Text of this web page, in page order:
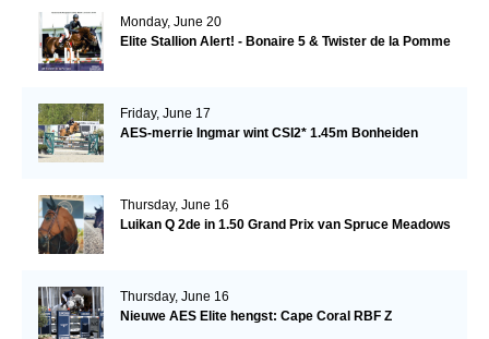
Monday, June 20
Elite Stallion Alert! - Bonaire 5 & Twister de la Pomme
Friday, June 17
AES-merrie Ingmar wint CSI2* 1.45m Bonheiden
Thursday, June 16
Luikan Q 2de in 1.50 Grand Prix van Spruce Meadows
Thursday, June 16
Nieuwe AES Elite hengst: Cape Coral RBF Z